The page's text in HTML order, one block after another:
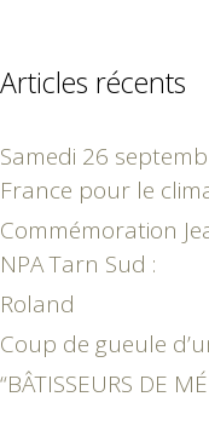
Articles récents
Samedi 26
France pour le
Commémoration
NPA Tarn Sud :
Roland
Coup de gueule
“BÂTISSEURS DE